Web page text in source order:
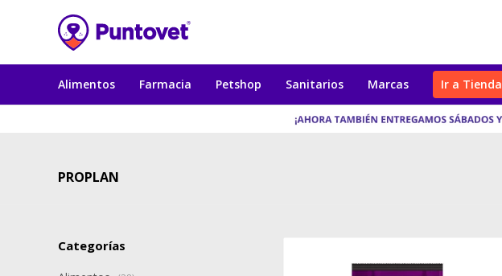
Alimentos Farmacia Petshop Sanitarios Marcas Ir a Tienda
PROPLAN
Categorías